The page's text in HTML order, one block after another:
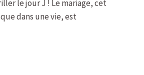
le jour J ! Le mariage, cet
dans une vie, est